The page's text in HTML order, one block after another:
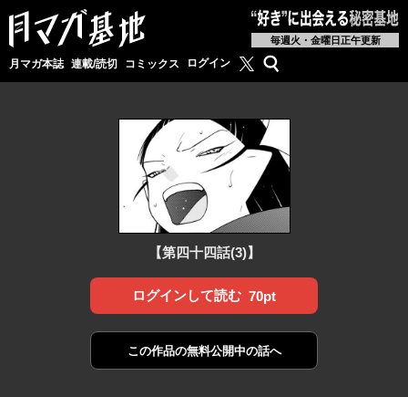
毎週火・金曜日正午更新
月マガ本誌 連載/読切 コミックス ログイン 月マガ基地公式X
検索
【第四十四話(3)】
ログインして読む 70pt
この作品の無料公開中の話へ